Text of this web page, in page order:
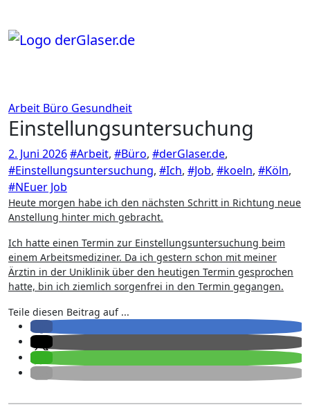
springen
Arbeit Büro Gesundheit
Einstellungsuntersuchung
2. Juni 2026#Arbeit, #Büro, #derGlaser.de,
#Einstellungsuntersuchung, #Ich, #Job, #koeln, #Köln,
#NEuer Job
Heute morgen habe ich den nächsten Schritt in Richtung neue
Anstellung hinter mich gebracht.
Ich hatte einen Termin zur Einstellungsuntersuchung beim
einem Arbeitsmediziner. Da ich gestern schon mit meiner
Ärztin in der Uniklinik über den heutigen Termin gesprochen
hatte, bin ich ziemlich sorgenfrei in den Termin gegangen.
Teile diesen Beitrag auf ...